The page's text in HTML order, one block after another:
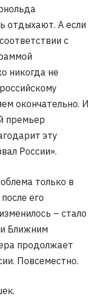
отдыхают. А если
с
никогда не
окончательно. И
премьер
эту
России».
только в
его
– стало
Ближним
продолжает
Повсеместно.